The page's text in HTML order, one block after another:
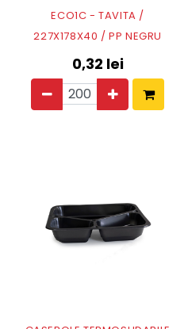
ECO1C - TAVITA /
227X178X40 / PP NEGRU
0,32 lei